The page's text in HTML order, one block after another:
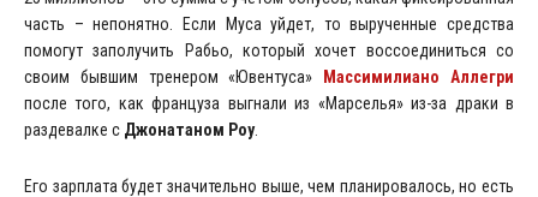
часть – непонятно. Если Муса уйдет, то вырученные средства
помогут заполучить Рабьо, который хочет воссоединиться со
своим бывшим тренером «Ювентуса»
Массимилиано Аллегри
после того, как француза выгнали из «Марселья» из-за драки в
раздевалке с Джонатаном Роу.
Его зарплата будет значительно выше, чем планировалось, но есть